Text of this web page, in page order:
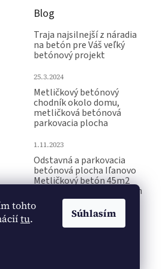
tohto
tu. Súhlasím
Blog
Traja najsilnejší z náradia
na betón pre Váš veľký
betónový projekt
25.3.2024
Metličkový betónový
chodník okolo domu,
metličková betónová
parkovacia plocha
1.11.2023
Odstavná a parkovacia
betónová plocha Iľanovo
Metličkový betón 45m2
Raznica pečiatka na betón
15.10.2023